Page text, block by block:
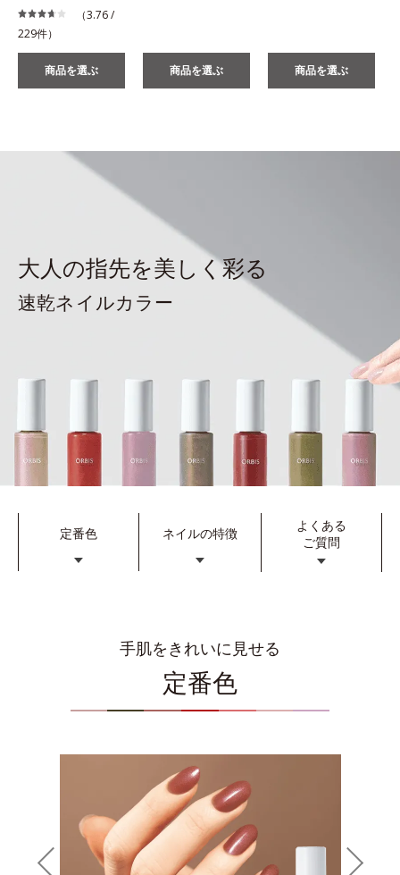
（3.76 /
229件）
商品を選ぶ 商品を選ぶ 商品を選ぶ
大人の指先を美しく彩る
速乾ネイルカラー
定番色 ネイルの特徴
よくある
ご質問
手肌をきれいに見せる
定番色